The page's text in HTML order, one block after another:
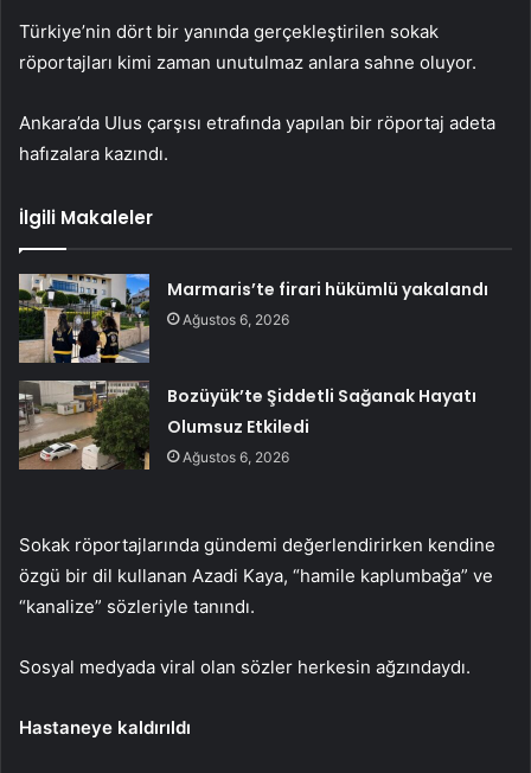
Türkiye’nin dört bir yanında gerçekleştirilen sokak
röportajları kimi zaman unutulmaz anlara sahne oluyor.
Ankara’da Ulus çarşısı etrafında yapılan bir röportaj adeta
hafızalara kazındı.
İlgili Makaleler
Marmaris’te firari hükümlü yakalandı
Ağustos 6, 2026
Bozüyük’te Şiddetli Sağanak Hayatı
Olumsuz Etkiledi
Ağustos 6, 2026
Sokak röportajlarında gündemi değerlendirirken kendine
özgü bir dil kullanan Azadi Kaya, “hamile kaplumbağa” ve
“kanalize” sözleriyle tanındı.
Sosyal medyada viral olan sözler herkesin ağzındaydı.
Hastaneye kaldırıldı